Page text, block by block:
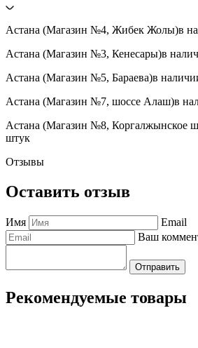
Астана (Магазин №4, Жибек Жолы)в
Астана (Магазин №3, Кенесары)в
Астана (Магазин №5, Бараева)в
Астана (Магазин №7, шоссе Алаш)в
Астана (Магазин №8, Коргалжынское
штук
Отзывы
Оставить отзыв
Имя
Email
Ваш
Отправить
Рекомендуемые товары